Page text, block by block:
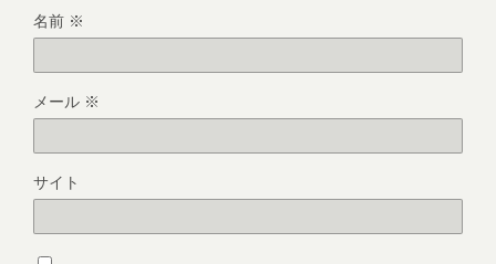
名前 ※
メール ※
サイト